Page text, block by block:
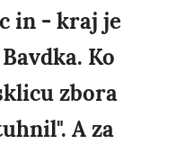
in - kraj je
Ko
zbora
A za